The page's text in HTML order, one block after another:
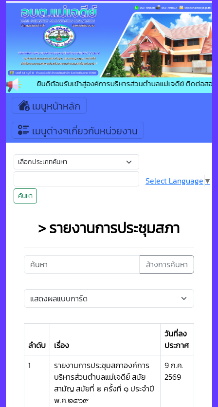
ยินดีต้อนรับเข้าสู่องค์การบริหารส่วนตำบลแม่เจดีย์ ติดต่อสอบถ
เมนูหน้าหลัก
เมนูต่างๆเกี่ยวกับหน่วยงาน
ค้นหา
Select Language ▼
> รายงานการประชุมสภา
ล้างการค้นหา
ลำดับ เรื่อง
วันที่ลง
ประกาศ
1
รายงานการประชุมสภาองค์การ
บริหารส่วนตำบลแม่เจดีย์ สมัย
สามัญ สมัยที่ ๒ ครั้งที่ ๑ ประจำปี
พ.ศ.๒๕๖๙
9 ก.ค.
2569